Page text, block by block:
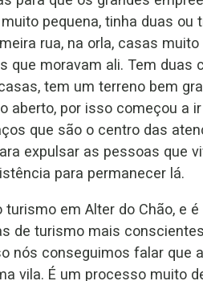
pequena, tinha duas ou
rua, na orla, casas
moravam ali. Tem duas
tem um terreno bem
por isso começou a
que são o centro das
expulsar as pessoas que
para permanecer lá.
em Alter do Chão, e
de turismo mais
nós conseguimos falar que
vila. É um processo muito